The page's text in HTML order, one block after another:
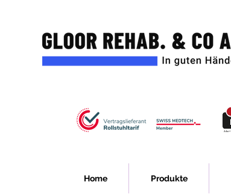
Home Produkte